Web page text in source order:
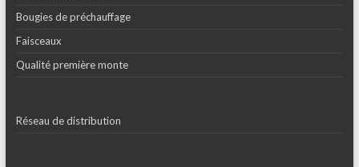
Bougies de préchauffage
Faisceaux
Qualité première monte
Réseau de distribution